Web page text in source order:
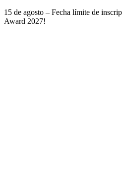
15 de agosto – Fecha límite de
Award 2027!